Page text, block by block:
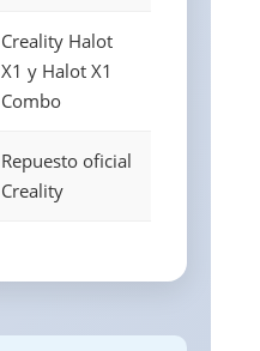
Creality Halot
X1 y Halot X1
Combo
Repuesto oficial
Creality